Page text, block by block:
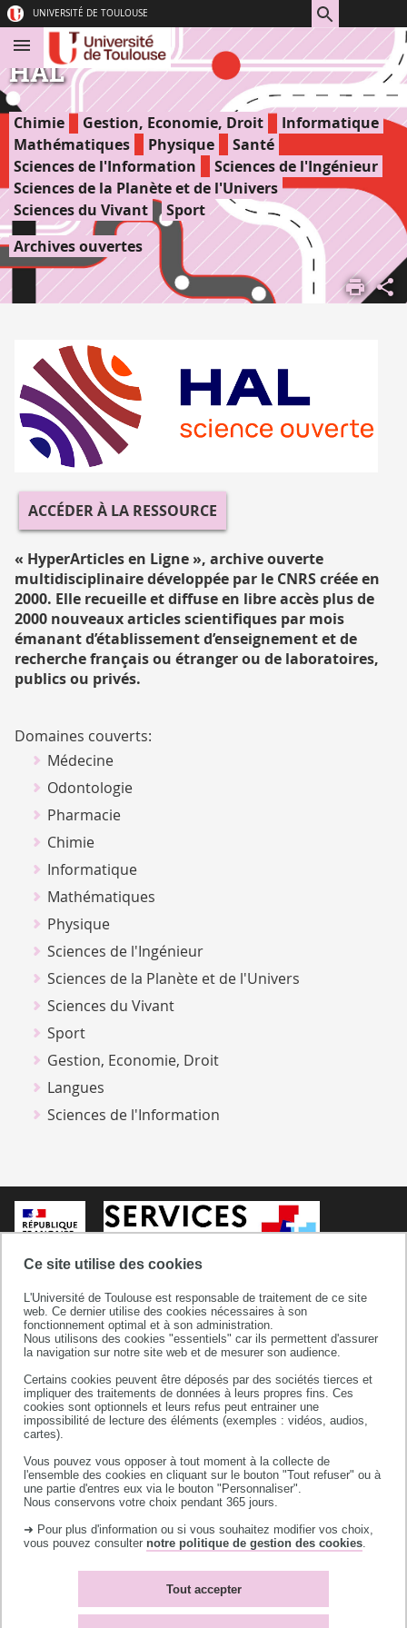
Ce site utilise des cookies
L'Université de Toulouse est responsable de traitement de ce site
web. Ce dernier utilise des cookies nécessaires à son
fonctionnement optimal et à son administration.
Nous utilisons des cookies "essentiels" car ils permettent d'assurer
la navigation sur notre site web et de mesurer son audience.
Certains cookies peuvent être déposés par des sociétés tierces et
impliquer des traitements de données à leurs propres fins. Ces
cookies sont optionnels et leurs refus peut entrainer une
impossibilité de lecture des éléments (exemples : vidéos, audios,
cartes).
Vous pouvez vous opposer à tout moment à la collecte de
l'ensemble des cookies en cliquant sur le bouton "Tout refuser" ou à
une partie d'entres eux via le bouton "Personnaliser".
Nous conservons votre choix pendant 365 jours.
➜ Pour plus d'information ou si vous souhaitez modifier vos choix,
vous pouvez consulter notre politique de gestion des cookies
Tout accepter
au
contenu
directs
UNIVERSITÉ DE TOULOUSE
HAL
Chimie Gestion, Economie, Droit
Informatique
Mathématiques
Physique
Santé
Sciences de l'Information
Sciences de l'Ingénieur
Sciences de la Planète et de l'Univers
Sciences du Vivant
Sport
Archives ouvertes
ACCUEIL
DOCUMENTATION
EN LIGNE
RESSOURCES
EN LIGNE
HAL
ACCÉDER À LA RESSOURCE
« HyperArticles en Ligne », archive ouverte
multidisciplinaire développée par le CNRS créée en
2000. Elle recueille et diffuse en libre accès plus de
2000 nouveaux articles scientifiques par mois
émanant d’établissement d’enseignement et de
recherche français ou étranger ou de laboratoires,
publics ou privés.
Domaines couverts:
Médecine
Odontologie
Pharmacie
Chimie
Informatique
Mathématiques
Physique
Sciences de l'Ingénieur
Sciences de la Planète et de l'Univers
Sciences du Vivant
Sport
Gestion, Economie, Droit
Langues
Sciences de l'Information
Service Commun de Documentation
118 route de Narbonne
31062 TOULOUSE CEDEX 9
Nous contacter
Nous connaître
Partenariats
Transition écologique
Plan du site